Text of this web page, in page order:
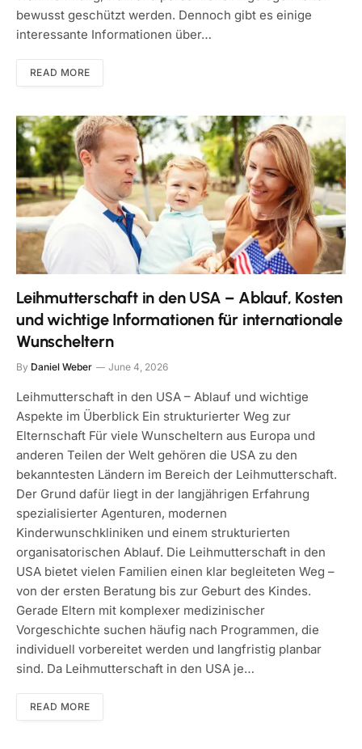
bewusst geschützt werden. Dennoch gibt es einige
interessante Informationen über…
READ MORE
Leihmutterschaft in den USA – Ablauf, Kosten
und wichtige Informationen für internationale
Wunscheltern
By Daniel Weber June 4, 2026
Leihmutterschaft in den USA – Ablauf und wichtige
Aspekte im Überblick Ein strukturierter Weg zur
Elternschaft Für viele Wunscheltern aus Europa und
anderen Teilen der Welt gehören die USA zu den
bekanntesten Ländern im Bereich der Leihmutterschaft.
Der Grund dafür liegt in der langjährigen Erfahrung
spezialisierter Agenturen, modernen
Kinderwunschkliniken und einem strukturierten
organisatorischen Ablauf. Die Leihmutterschaft in den
USA bietet vielen Familien einen klar begleiteten Weg –
von der ersten Beratung bis zur Geburt des Kindes.
Gerade Eltern mit komplexer medizinischer
Vorgeschichte suchen häufig nach Programmen, die
individuell vorbereitet werden und langfristig planbar
sind. Da Leihmutterschaft in den USA je…
READ MORE